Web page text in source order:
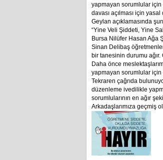
yapmayan sorumlular için
davası açılması için
Geylan açıklamasında
“Yine Veli Şiddeti, Yine
Bursa Nilüfer Hasan Ağa
Sinan Delibaş
bir tanesinin durumu
Daha önce
yapmayan sorumlular için
Tekraren çağrıda
düzenleme ivedilikle
sorumlularının en ağır
Arkadaşlarımıza geçmiş